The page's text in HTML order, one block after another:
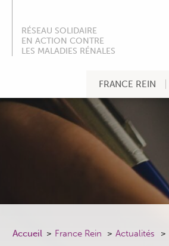
RÉSEAU SOLIDAIRE
EN ACTION CONTRE
LES MALADIES RÉNALES
FRANCE REIN
Accueil France Rein Actualités